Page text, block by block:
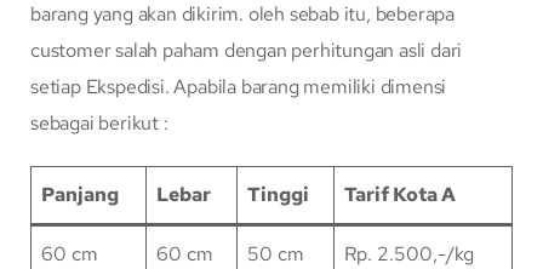
barang yang akan dikirim. oleh sebab itu, beberapa
customer salah paham dengan perhitungan asli dari
setiap Ekspedisi. Apabila barang memiliki dimensi
sebagai berikut :
Panjang Lebar Tinggi Tarif Kota A
60 cm 60 cm 50 cm Rp. 2.500,-/kg